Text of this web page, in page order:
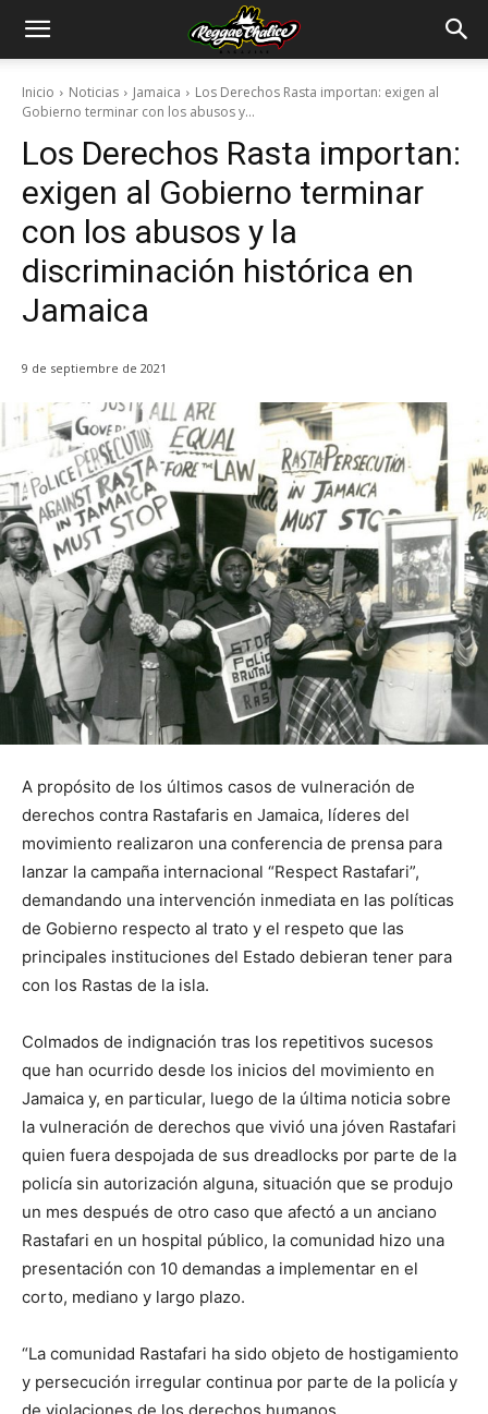
Inicio Noticias Jamaica
Los Derechos Rasta importan: exigen al
Gobierno terminar con los abusos y...
Los Derechos Rasta importan:
exigen al Gobierno terminar
con los abusos y la
discriminación histórica en
Jamaica
9 de septiembre de 2021
A propósito de los últimos casos de vulneración de
derechos contra Rastafaris en Jamaica, líderes del
movimiento realizaron una conferencia de prensa para
lanzar la campaña internacional “Respect Rastafari”,
demandando una intervención inmediata en las políticas
de Gobierno respecto al trato y el respeto que las
principales instituciones del Estado debieran tener para
con los Rastas de la isla.
Colmados de indignación tras los repetitivos sucesos
que han ocurrido desde los inicios del movimiento en
Jamaica y, en particular, luego de la última noticia sobre
la vulneración de derechos que vivió una jóven Rastafari
quien fuera despojada de sus dreadlocks por parte de la
policía sin autorización alguna, situación que se produjo
un mes después de otro caso que afectó a un anciano
Rastafari en un hospital público, la comunidad hizo una
presentación con 10 demandas a implementar en el
corto, mediano y largo plazo.
“La comunidad Rastafari ha sido objeto de hostigamiento
y persecución irregular continua por parte de la policía y
de violaciones de los derechos humanos,